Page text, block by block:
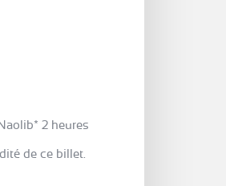
2 heures
de ce billet.